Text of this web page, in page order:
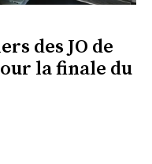
des JO de
la finale du